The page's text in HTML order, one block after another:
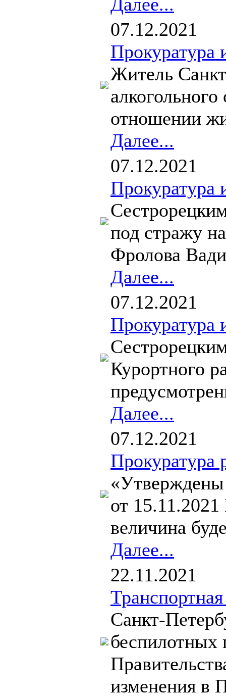
07.12.2021
Прокуратура
Житель
отношении
Далее...
07.12.2021
Прокуратура
под стражу
Фролова
Далее...
07.12.2021
Прокуратура
Курортного
Далее...
07.12.2021
Прокуратура
«Утверждены
от
величина
Далее...
22.11.2021
Санкт-
беспилотных
изменения в